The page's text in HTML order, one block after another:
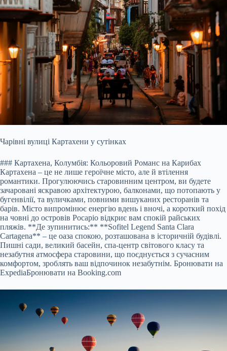
Чарівні вулиці Картахени у сутінках
### Картахена, Колумбія: Кольоровий Романс на Карибах
Картахена – це не лише героїчне місто, але й втілення
романтики. Прогулюючись старовинним центром, ви будете
зачаровані яскравою архітектурою, балконами, що потопають у
бугенвілії, та вуличками, повними вишуканих ресторанів та
барів. Місто випромінює енергію вдень і вночі, а короткий похід
на човні до островів Росаріо відкриє вам спокій райських
пляжів. **Де зупинитись:** **Sofitel Legend Santa Clara
Cartagena** – це оаза спокою, розташована в історичній будівлі.
Пишні сади, великий басейн, спа-центр світового класу та
незабутня атмосфера старовини, що поєднується з сучасним
комфортом, зроблять ваш відпочинок незабутнім. Бронювати на
ExpediaБронювати на Booking.com